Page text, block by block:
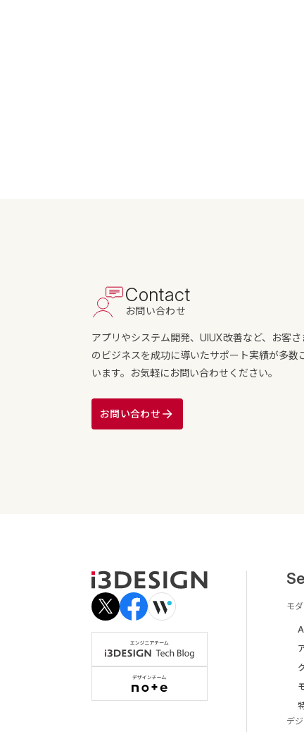
Contact
お問い合わせ
アプリやシステム開発、UIUX改善など、お客さ
のビジネスを成功に導いたサポート実績が多数
います。お気軽にお問い合わせください。
お問い合わせ
モ
デ